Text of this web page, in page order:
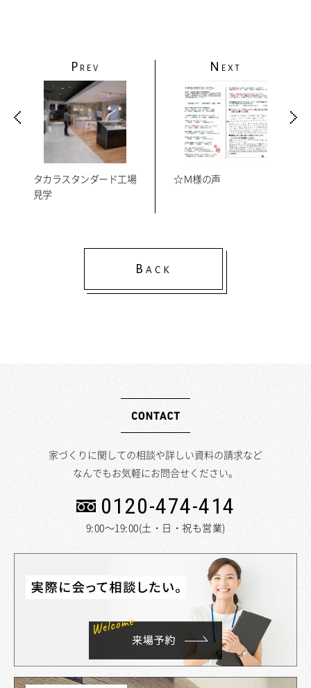
P REV
タカラスタンダード工場
見学
☆Ｍ様の声
N EXT
B ACK
家づくりに関しての相談や詳しい資料の請求など
なんでもお気軽にお問合せください。
0120-474-414
9:00～19:00(土・日・祝も営業)